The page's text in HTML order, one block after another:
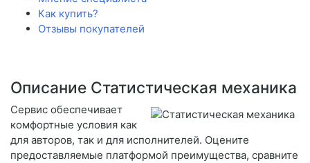
Как купить?
Отзывы покупателей
Описание Статистическая механика
Сервис обеспечивает
комфортные условия как
для авторов, так и для исполнителей. Оцените
предоставляемые платформой преимущества, сравните